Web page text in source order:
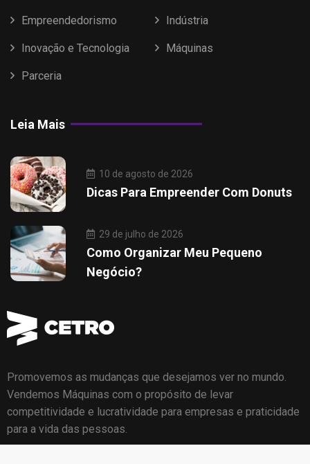
Empreendedorismo Indústria
Inovação e Tecnologia Máquinas
Parceria
Leia Mais
10 de agosto de 2026
Dicas Para Empreender Com Donuts
29 de julho de 2026
Como Organizar Meu Pequeno
Negócio?
Promovemos as mudanças que desejamos ver no mundo.
Vendemos Máquinas com o propósito de levar
competitividade e lucratividade para empresas e praticidade
para a vida das pessoas.